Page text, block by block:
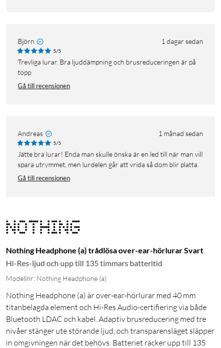
Björn 1 dagar sedan
5/5
Trevliga lurar. Bra ljuddämpning och brusreduceringen är på
topp
Gå till recensionen
Andreas 1 månad sedan
5/5
Jätte bra lurar! Enda man skulle önska är en led till när man vill
spara utrymmet, men lurdelen går att vrida så dom blir platta.
Gå till recensionen
Nothing Headphone (a) trådlösa over-ear-hörlurar Svart
Hi-Res-ljud och upp till 135 timmars batteritid
Modellnr: Nothing Headphone (a)
Nothing Headphone (a) är over-ear-hörlurar med 40 mm
titanbelagda element och Hi-Res Audio-certifiering via både
Bluetooth LDAC och kabel. Adaptiv brusreducering med tre
nivåer stänger ute störande ljud, och transparensläget släpper
in omgivningen när det behövs. Batteriet räcker upp till 135